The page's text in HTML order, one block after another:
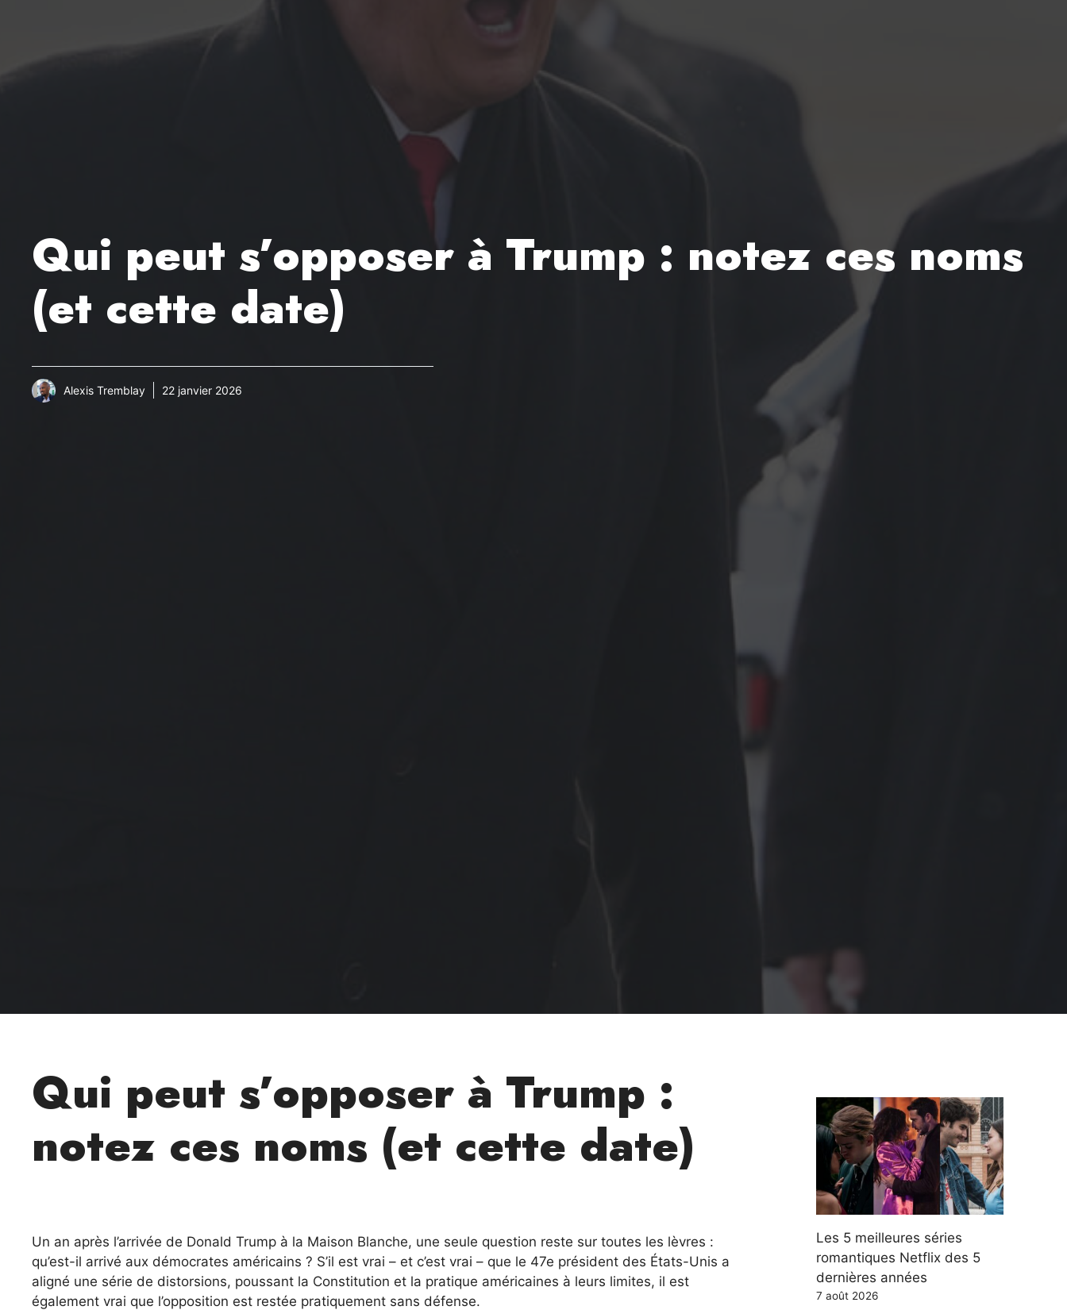
Qui peut s’opposer à Trump : notez ces noms
(et cette date)
Alexis Tremblay 22 janvier 2026
Qui peut s’opposer à Trump :
notez ces noms (et cette date)
Un an après l’arrivée de Donald Trump à la Maison Blanche, une seule question reste sur toutes les lèvres :
qu’est-il arrivé aux démocrates américains ? S’il est vrai – et c’est vrai – que le 47e président des États-Unis a
aligné une série de distorsions, poussant la Constitution et la pratique américaines à leurs limites, il est
également vrai que l’opposition est restée pratiquement sans défense.
Les 5 meilleures séries
romantiques Netflix des 5
dernières années
7 août 2026